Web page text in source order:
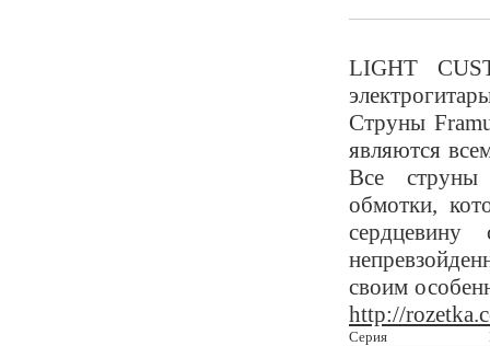
LIGHT
Струны
являются
Все струны
обмотки,
сердцевину
своим
http://
Серия